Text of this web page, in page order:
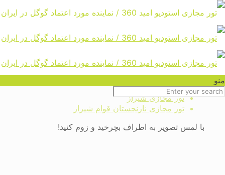
منو
تور مجازی نارنجستان قوام شیراز
Home
تور مجازی ایران ، ایرانگردی ،
گردشگری ، بازدید و سفر مجازی
تور مجازی شیراز
تور مجازی نارنجستان قوام شیراز
با لمس تصویر به اطراف بچرخید و زوم کنید!